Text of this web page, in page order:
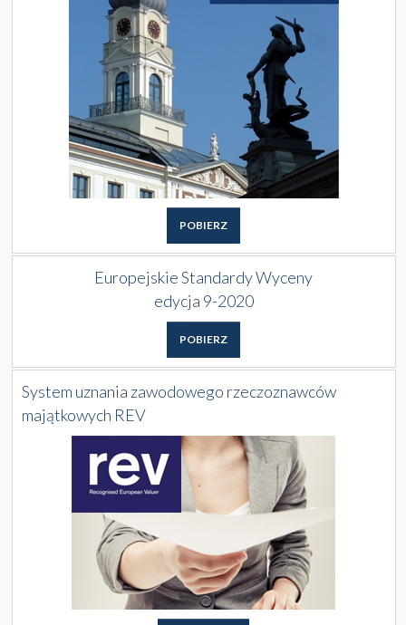
POBIERZ
Europejskie Standardy Wyceny
edycja 9-2020
POBIERZ
System uznania zawodowego rzeczoznawców
majątkowych REV